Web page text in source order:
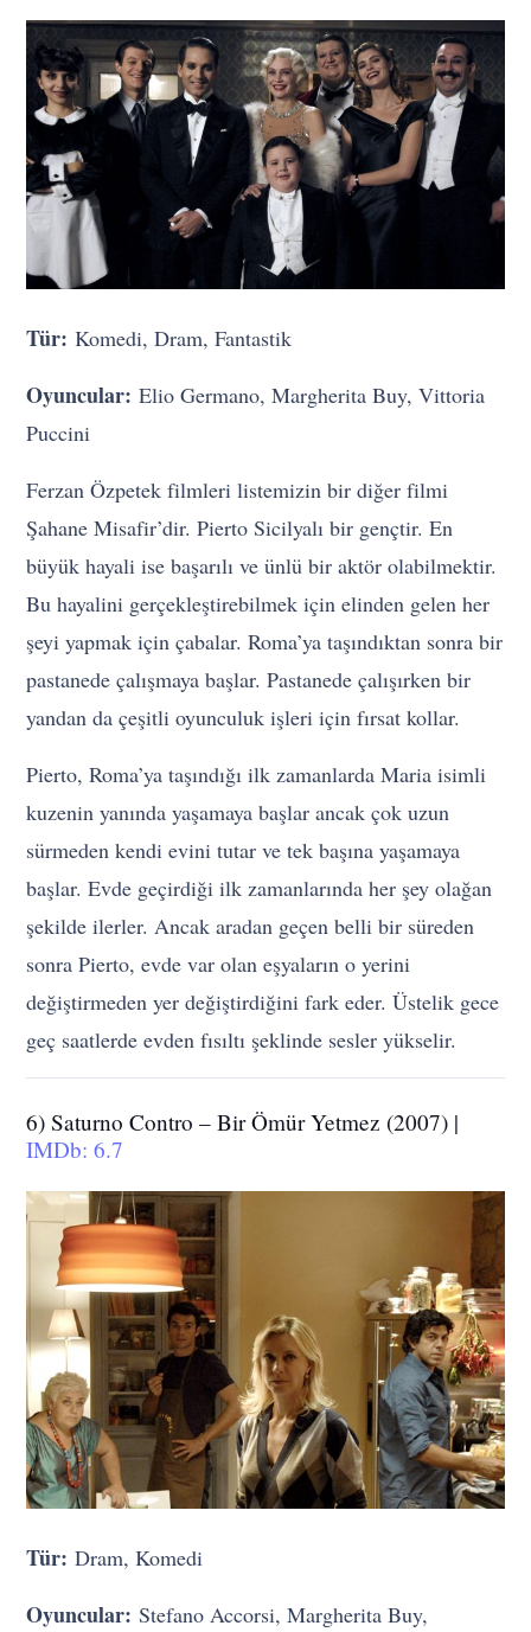
Tür:Komedi, Dram, Fantastik
Oyuncular:Elio Germano, Margherita Buy, Vittoria
Puccini
Ferzan Özpetek filmleri listemizin bir diğer filmi
Şahane Misafir’dir. Pierto Sicilyalı bir gençtir. En
büyük hayali ise başarılı ve ünlü bir aktör olabilmektir.
Bu hayalini gerçekleştirebilmek için elinden gelen her
şeyi yapmak için çabalar. Roma’ya taşındıktan sonra bir
pastanede çalışmaya başlar. Pastanede çalışırken bir
yandan da çeşitli oyunculuk işleri için fırsat kollar.
Pierto, Roma’ya taşındığı ilk zamanlarda Maria isimli
kuzenin yanında yaşamaya başlar ancak çok uzun
sürmeden kendi evini tutar ve tek başına yaşamaya
başlar. Evde geçirdiği ilk zamanlarında her şey olağan
şekilde ilerler. Ancak aradan geçen belli bir süreden
sonra Pierto, evde var olan eşyaların o yerini
değiştirmeden yer değiştirdiğini fark eder. Üstelik gece
geç saatlerde evden fısıltı şeklinde sesler yükselir.
6) Saturno Contro – Bir Ömür Yetmez (2007) |
IMDb: 6.7
Tür:Dram, Komedi
Oyuncular:Stefano Accorsi, Margherita Buy,